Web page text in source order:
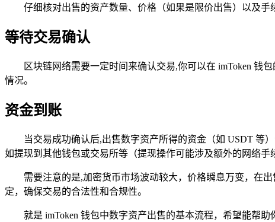
仔细核对出售的资产数量、价格（如果是限价出售）以及手
等待交易确认
区块链网络需要一定时间来确认交易,你可以在 imToken 钱
情况。
资金到账
当交易成功确认后,出售数字资产所得的资金（如 USDT 等
如提现到其他钱包或交易所等（提现操作可能涉及额外的网络手
需要注意的是,加密货币市场波动较大，价格瞬息万变，在
定，确保交易的合法性和合规性。
就是 imToken 钱包中数字资产出售的基本流程，希望能帮助